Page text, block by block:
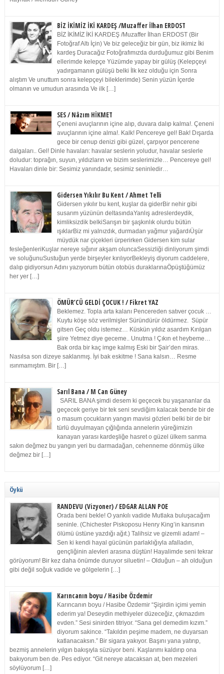
BİZ İKİMİZ İKİ KARDEŞ /Muzaffer İlhan ERDOST
BİZ İKİMİZ İKİ KARDEŞ /Muzaffer İlhan ERDOST (Bir
Fotoğraf Altı İçin) Ve biz geleceğiz bir gün, biz ikimiz İki
kardeş Duracağız Fotoğrafımızda durduğumuz gibi Benim
ellerimde kelepçe Yüzümde yapay bir gülüş (Kelepçeyi
yadırgamanın gülüşü belki İlk kez olduğu için Sonra
alıştım Ve unuttum sonra kelepçeyi bileklerimde) Senin yüzün İçerde
olmanın ve umudun arasında Ve ilk […]
SES / Nâzım HİKMET
Çeneni avuçlarının içine alıp, duvara dalıp kalma!. Çeneni
avuçlarının içine alma!. Kalk! Pencereye gel! Bak! Dışarda
gece bir cenup denizi gibi güzel, çarpıyor pencerene
dalgaları.. Gel! Dinle havaları: havalar seslerin yoludur, havalar seslerle
doludur: toprağın, suyun, yıldızların ve bizim seslerimizle… Pencereye gel!
Havaları dinle bir: Sesimiz yanındadır, sesimiz seninledir…
Gidersen Yıkılır Bu Kent / Ahmet Telli
Gidersen yıkılır bu kent, kuşlar da giderBir nehir gibi
susarım yüzünün deltasındaYanlış adreslerdeydik,
kimliksizdik belkiSarışın bir şaşkınlık olurdu bütün
ışıklarBiz mi yalnızdık, durmadan yağmur yağardıÜşür
müydük nar çiçekleri ürperirken Gidersen kim sular
fesleğenleriKuşlar nereye sığınır akşam oluncaSessizliği dinliyorum şimdi
ve soluğunuSustuğun yerde birşeyler kırılıyorBekleyiş diyorum caddelere,
dalıp gidiyorsun Adını yazıyorum bütün otobüs duraklarınaÖpüştüğümüz
her yer […]
ÖMÜR’CÜ GELDİ ÇOCUK ! / Fikret YAZ
Beklemez. Topla arta kalanı Pencereden satıver çocuk …
Kuytu köşe söz verilmişler Süründürür öldürmez. Süpür
gitsen Geç oldu istemez… Küskün yıldız asardım Kırılgan
şiire Yetmez diye geceme.. Unutma ! Çıkın et heybeme…
Bak orda bir kaç imge kalmış Eski bir Şair’den miras.
Nasılsa son dizeye saklanmış. İyi bak eskitme ! Sana kalsın… Resme
ısınmamıştım. Bir […]
Sarıl Bana / M Can Güney
SARIL BANA şimdi desem ki geçecek bu yaşananlar da
geçecek geriye bir tek seni sevdiğim kalacak bende bir de
o masum çocukların yangın mavisi gözleri belki bir de bir
türlü duyulmayan çığlığında annelerin yüreğimizin
kanayan yarası kardeşliğe hasret o güzel ülkem sanma
sakın değmez bu yangın yeri bu darmadağan, cehenneme dönmüş ülke
değmez bir […]
Öykü
RANDEVU (Vizyoner) / EDGAR ALLAN POE
Orada beni bekle! O yankılı vadide Mutlaka buluşacağım
seninle. (Chichester Piskoposu Henry King’in karısının
ölümü üstüne yazdığı ağıt.) Talihsiz ve gizemli adam! –
Sen ki kendi hayal gücünün parlaklığıyla afalladın,
gençliğinin alevleri arasına düştün! Hayalimde seni tekrar
görüyorum! Bir kez daha önümde duruyor siluetin! – Olduğun – ah olduğun
gibi değil soğuk vadide ve gölgelerin […]
Karıncanın boyu / Hasibe Özdemir
Karıncanın boyu / Hasibe Özdemir “Şişirdin içimi yemin
ederim ya! Deseydin methiyeler düzeceğiz, çıkmazdım
evden.” Sesi sinirden titriyor. “Sana gel demedim kızım.”
diyorum sakince. “Takıldın peşime madem, ne duyarsan
katlanacaksın.” Bir sigara yakıyor. Başını yana yatırıp,
bezmiş annelerin yılgın bakışıyla süzüyor beni. Kaşlarımı kaldırıp ona
bakıyorum ben de. Pes ediyor. “Git nereye atacaksan at, ben mezeleri
söylüyorum […]